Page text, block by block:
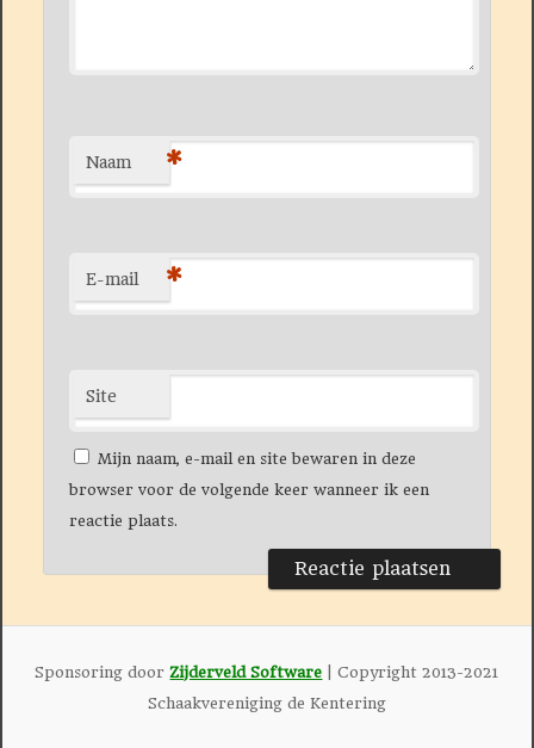
Naam *
E-mail *
Site
Mijn naam, e-mail en site bewaren in deze
browser voor de volgende keer wanneer ik een
reactie plaats.
Sponsoring doorZijderveld Software | Copyright 2013-2021
Schaakvereniging de Kentering